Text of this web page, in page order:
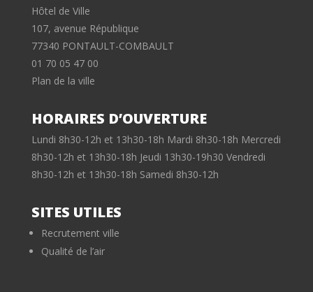
Hôtel de Ville
107, avenue République
77340 PONTAULT-COMBAULT
01 70 05 47 00
Plan de la ville
HORAIRES D’OUVERTURE
Lundi 8h30-12h et 13h30-18h Mardi 8h30-18h Mercredi
8h30-12h et 13h30-18h Jeudi 13h30-19h30 Vendredi
8h30-12h et 13h30-18h Samedi 8h30-12h
SITES UTILES
Recrutement ville
Qualité de l’air